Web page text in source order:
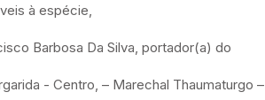
à espécie,
Barbosa Da Silva, portador(a) do
- Centro, – Marechal Thaumaturgo –